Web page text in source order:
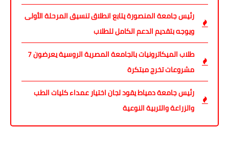
رئيس جامعة المنصورة يتابع انطلاق تنسيق المرحلة الأولى
ويوجه بتقديم الدعم الكامل للطلاب
طلاب الميكاترونيات بالجامعة المصرية الروسية يعرضون 7
مشروعات تخرج مبتكرة
رئيس جامعة دمياط يقود لجان اختيار عمداء كليات الطب
والزراعة والتربية النوعية